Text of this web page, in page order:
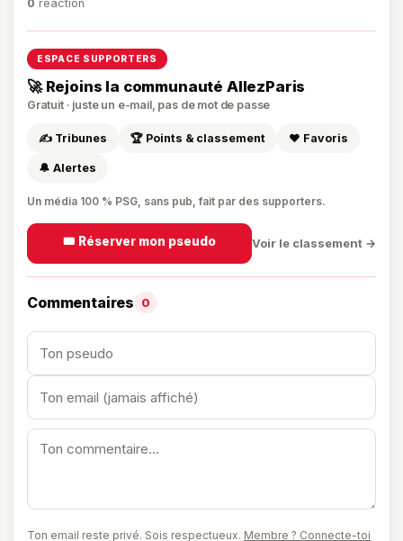
0 réaction
ESPACE SUPPORTERS
🚀 Rejoins la communauté AllezParis
Gratuit · juste un e-mail, pas de mot de passe
✍️ Tribunes 🏆 Points & classement ❤️ Favoris
🔔 Alertes
Un média 100 % PSG, sans pub, fait par des supporters.
🎟️ Réserver mon pseudo Voir le classement →
Commentaires 0
Ton email reste privé. Sois respectueux. Membre ? Connecte-toi